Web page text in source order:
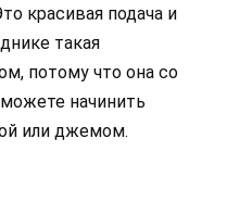
красивая подача и
такая
потому что она со
начинить
или джемом.